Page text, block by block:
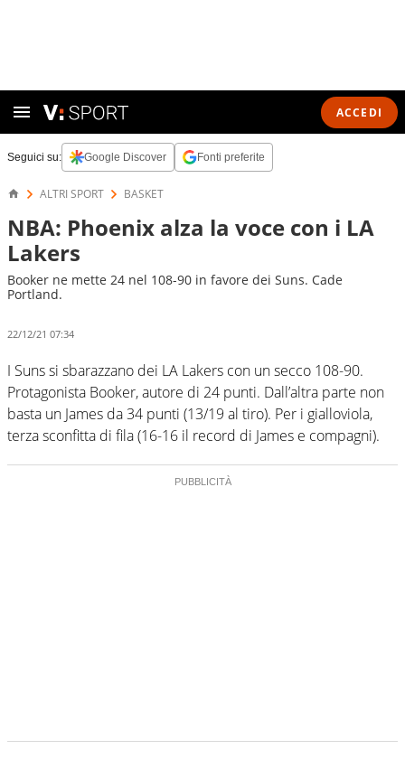
ACCEDI
Seguici su: Google Discover Fonti preferite
ALTRI SPORT BASKET
NBA: Phoenix alza la voce con i LA
Lakers
Booker ne mette 24 nel 108-90 in favore dei Suns. Cade
Portland.
22/12/21 07:34
I Suns si sbarazzano dei LA Lakers con un secco 108-90.
Protagonista Booker, autore di 24 punti. Dall’altra parte non
basta un James da 34 punti (13/19 al tiro). Per i gialloviola,
terza sconfitta di fila (16-16 il record di James e compagni).